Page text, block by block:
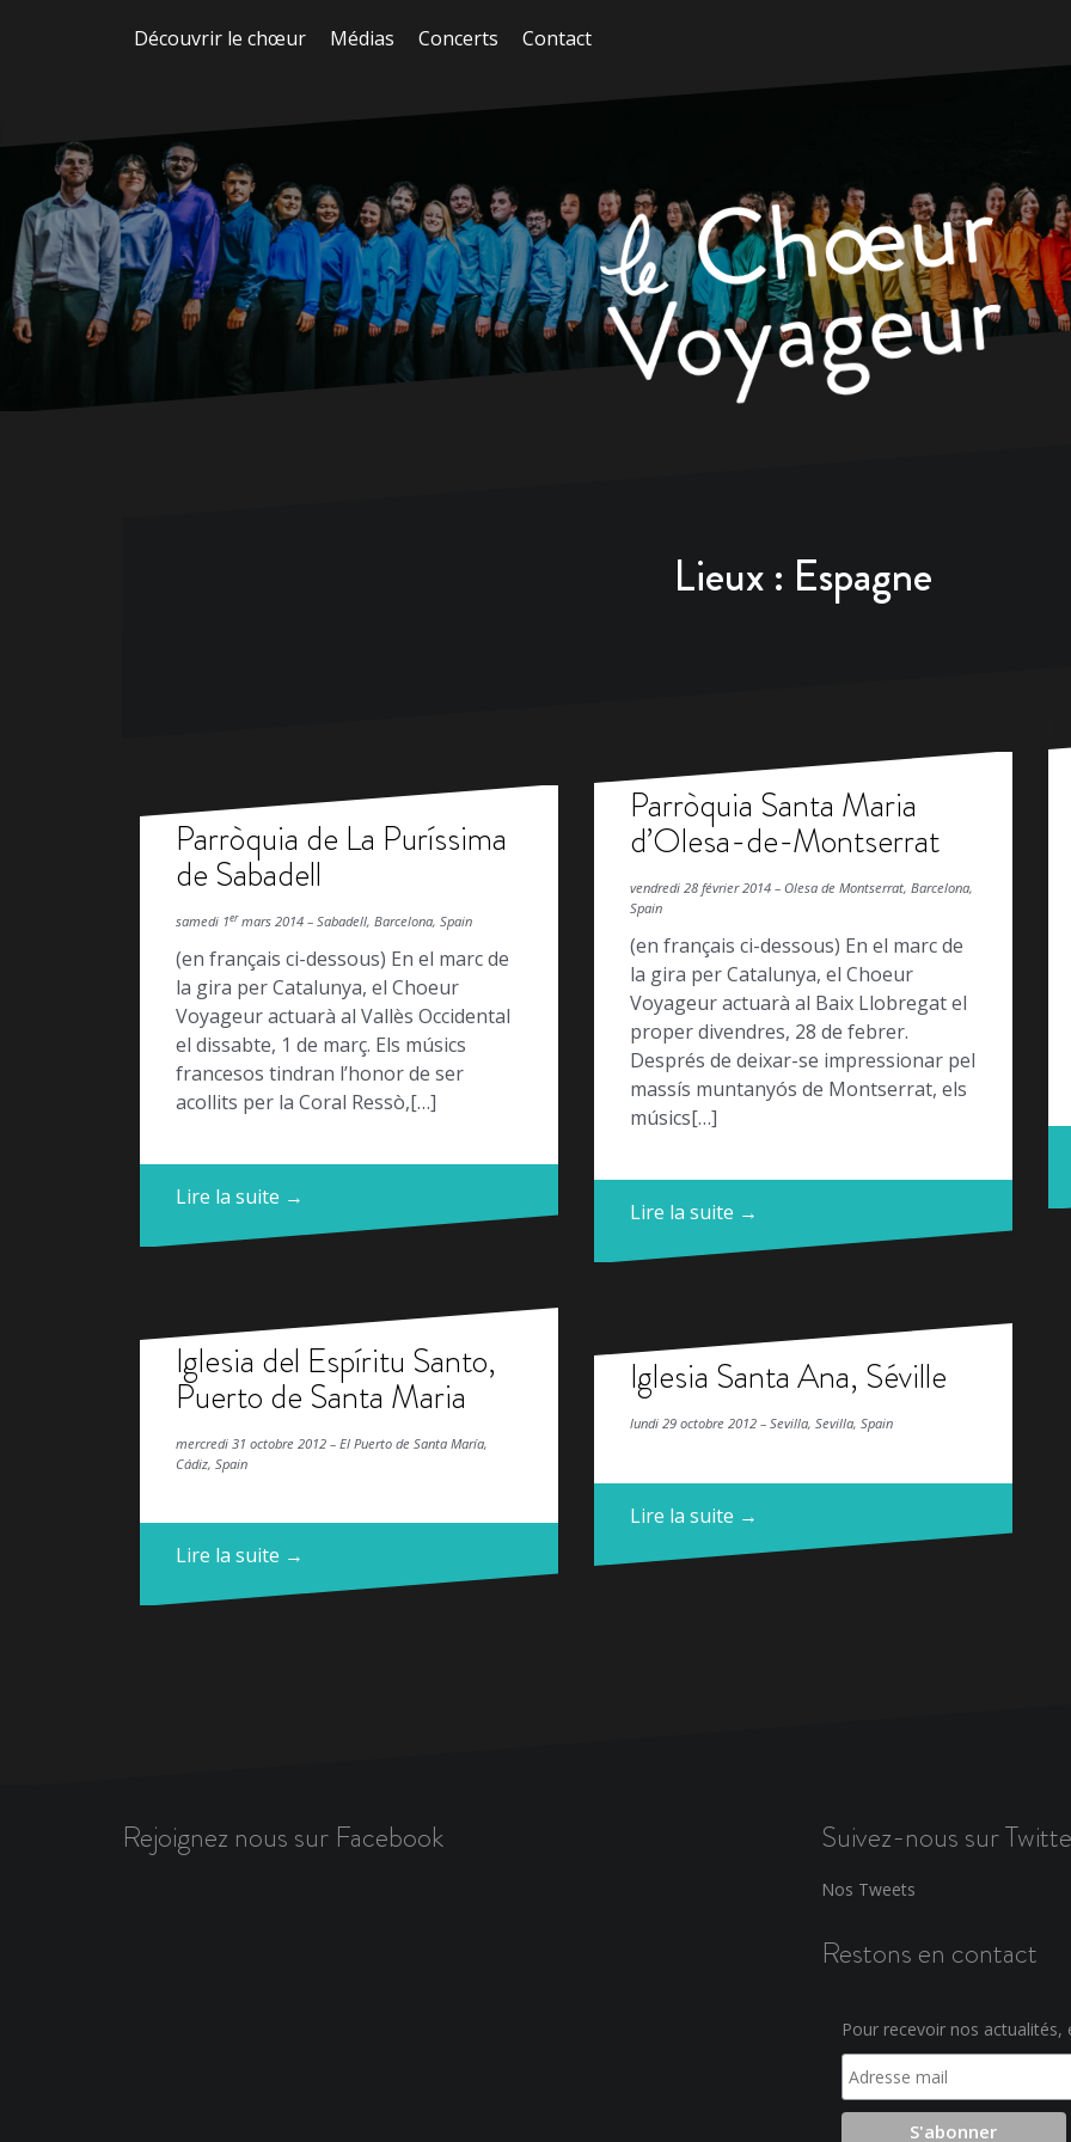
Découvrir le chœur Médias Concerts Contact
Lieux : Espagne
Parròquia de La Puríssima
de Sabadell
samedi 1ermars 2014 – Sabadell, Barcelona, Spain
(en français ci-dessous) En el marc de
la gira per Catalunya, el Choeur
Voyageur actuarà al Vallès Occidental
el dissabte, 1 de març. Els músics
francesos tindran l’honor de ser
acollits per la Coral Ressò,[…]
Lire la suite →
Parròquia Santa Maria
d’Olesa-de-Montserrat
vendredi 28 février 2014 – Olesa de Montserrat, Barcelona,
Spain
(en français ci-dessous) En el marc de
la gira per Catalunya, el Choeur
Voyageur actuarà al Baix Llobregat el
proper divendres, 28 de febrer.
Després de deixar-se impressionar pel
massís muntanyós de Montserrat, els
músics[…]
Lire la suite →
Iglesia del Espíritu Santo,
Puerto de Santa Maria
mercredi 31 octobre 2012 – El Puerto de Santa María,
Cádiz, Spain
Lire la suite →
Iglesia Santa Ana, Séville
lundi 29 octobre 2012 – Sevilla, Sevilla, Spain
Lire la suite →
Rejoignez nous sur Facebook Suivez-nous sur
Nos Tweets
Restons en contact
Pour recevoir nos actualités,